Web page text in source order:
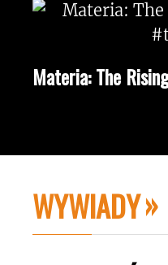
Materia: The
WYWIADY